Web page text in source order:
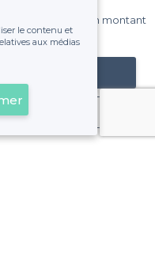
vous payez un montant
la facture.
le contenu et
aux médias